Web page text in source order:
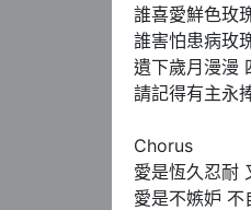
誰喜愛鮮色玫
誰害怕患病玫
遺下歲月漫漫
請記得有主永
Chorus
愛是恆久忍耐
愛是不嫉妒 不